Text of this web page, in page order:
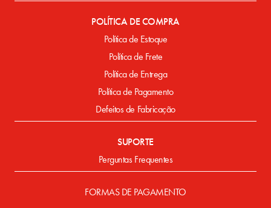
POLÍTICA DE COMPRA
Política de Estoque
Política de Frete
Política de Entrega
Política de Pagamento
Defeitos de Fabricação
SUPORTE
Perguntas Frequentes
FORMAS DE PAGAMENTO